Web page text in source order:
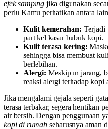
efek samping jika digunakan
perlu Kamu perhatikan antara
Kulit kemerahan: Terjadi
partikel kasar bubuk kopi.
Kulit terasa kering:
sehingga bisa membuat
berlebihan.
Alergi: Meskipun jarang,
reaksi alergi terhadap kopi
Jika mengalami gejala seperti
terasa terbakar, segera hentikan
air bersih. Dengan penggunaan
kopi di rumah seharusnya aman